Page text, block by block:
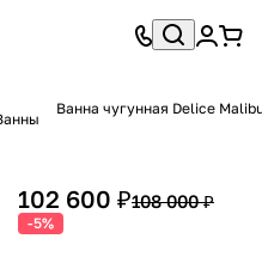
Ванна чугунная Delice
102 600 ₽108 000 ₽
-5%